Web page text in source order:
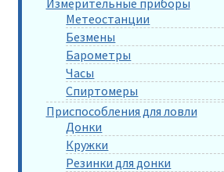
Измерительные приборы
Метеостанции
Безмены
Барометры
Часы
Спиртомеры
Приспособления для ловли
Донки
Кружки
Резинки для донки